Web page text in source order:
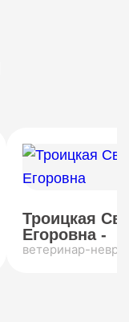
Троицкая
Егоровна -
ветеринар-